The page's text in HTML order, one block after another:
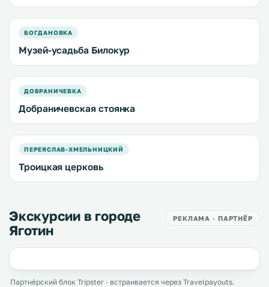
БОГДАНОВКА
Музей-усадьба Билокур
ДОБРАНИЧЕВКА
Добраничевская стоянка
ПЕРЕЯСЛАВ-ХМЕЛЬНИЦКИЙ
Троицкая церковь
Экскурсии в городе
Яготин
РЕКЛАМА · ПАРТНЁР
Партнёрский блок Tripster · встраивается через Travelpayouts.